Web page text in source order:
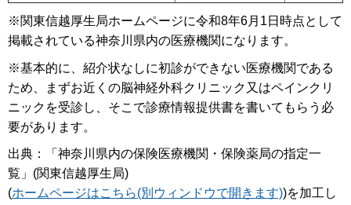
※関東信越厚生局ホームページに令和8年6月1日時点として
掲載されている神奈川県内の医療機関になります。
※基本的に、紹介状なしに初診ができない医療機関である
ため、まずお近くの脳神経外科クリニック又はペインクリ
ニックを受診し、そこで診療情報提供書を書いてもらう必
要があります。
出典：「神奈川県内の保険医療機関・保険薬局の指定一
覧」(関東信越厚生局)
(ホームページはこちら(別ウィンドウで開きます))を加工し